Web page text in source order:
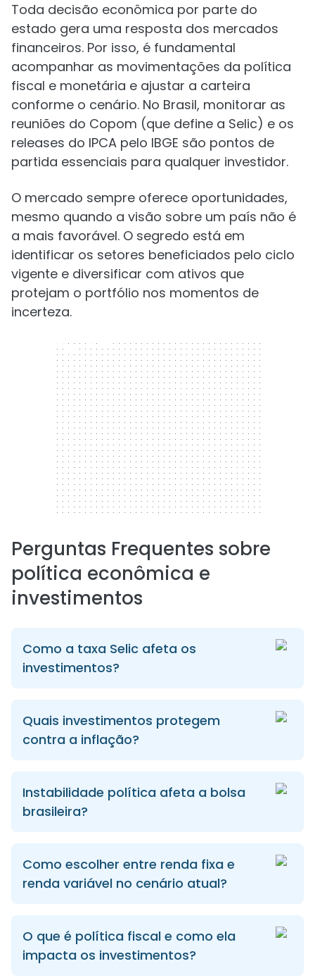
Toda decisão econômica por parte do
estado gera uma resposta dos mercados
financeiros. Por isso, é fundamental
acompanhar as movimentações da política
fiscal e monetária e ajustar a carteira
conforme o cenário. No Brasil, monitorar as
reuniões do Copom (que define a Selic) e os
releases do IPCA pelo IBGE são pontos de
partida essenciais para qualquer investidor.
O mercado sempre oferece oportunidades,
mesmo quando a visão sobre um país não é
a mais favorável. O segredo está em
identificar os setores beneficiados pelo ciclo
vigente e diversificar com ativos que
protejam o portfólio nos momentos de
incerteza.
300 x 250
Perguntas Frequentes sobre
política econômica e
investimentos
Como a taxa Selic afeta os
investimentos?
Quais investimentos protegem
contra a inflação?
Instabilidade política afeta a bolsa
brasileira?
Como escolher entre renda fixa e
renda variável no cenário atual?
O que é política fiscal e como ela
impacta os investimentos?